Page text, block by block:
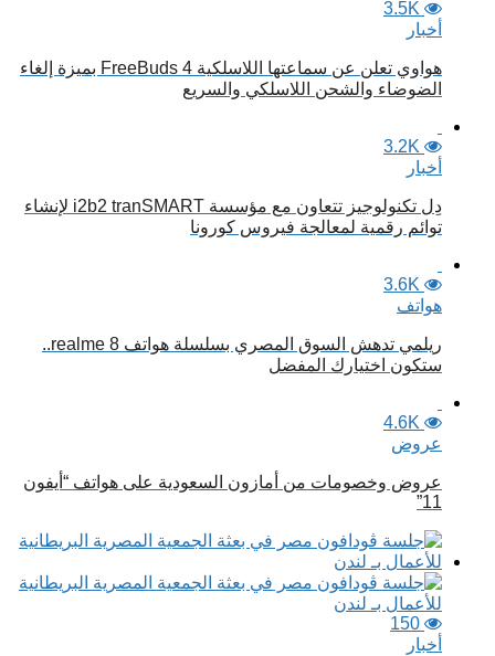
3.5K
أخبار
هواوي تعلن عن سماعتها اللاسلكية FreeBuds 4 بميزة إلغاء
الضوضاء والشحن اللاسلكي والسريع
3.2K
أخبار
دِل تكنولوجيز تتعاون مع مؤسسة i2b2 tranSMART لإنشاء
توائم رقمية لمعالجة فيروس كورونا
3.6K
هواتف
ريلمي تدهش السوق المصري بسلسلة هواتف realme 8..
ستكون اختيارك المفضل
4.6K
عروض
عروض وخصومات من أمازون السعودية على هواتف “أيفون
11”
150
أخبار